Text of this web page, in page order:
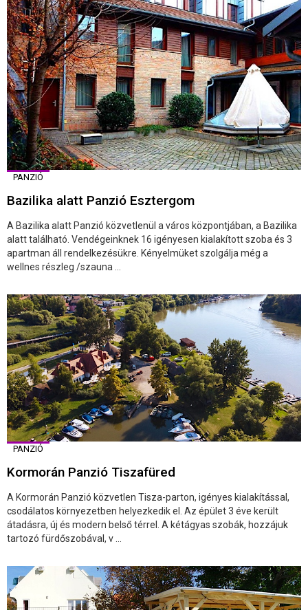
PANZIÓ
Bazilika alatt Panzió Esztergom
A Bazilika alatt Panzió közvetlenül a város központjában, a Bazilika
alatt található. Vendégeinknek 16 igényesen kialakított szoba és 3
apartman áll rendelkezésükre. Kényelmüket szolgálja még a
wellnes részleg /szauna ...
PANZIÓ
Kormorán Panzió Tiszafüred
A Kormorán Panzió közvetlen Tisza-parton, igényes kialakítással,
csodálatos környezetben helyezkedik el. Az épület 3 éve került
átadásra, új és modern belső térrel. A kétágyas szobák, hozzájuk
tartozó fürdőszobával, v ...